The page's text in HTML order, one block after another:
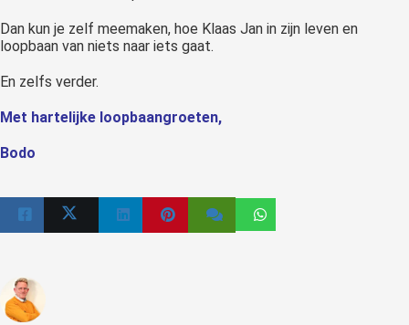
Dan kun je zelf meemaken, hoe Klaas Jan in zijn leven en
loopbaan van niets naar iets gaat.
En zelfs verder.
Met hartelijke loopbaangroeten,
Bodo